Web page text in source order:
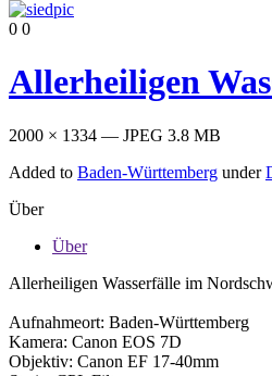
0 0
Allerheiligen
2000 × 1334 — JPEG 3.8 MB
Added to Baden-Württemberg under
Über
Über
Allerheiligen Wasserfälle im
Aufnahmeort: Baden-Württemberg
Kamera: Canon EOS 7D
Objektiv: Canon EF 17-40mm